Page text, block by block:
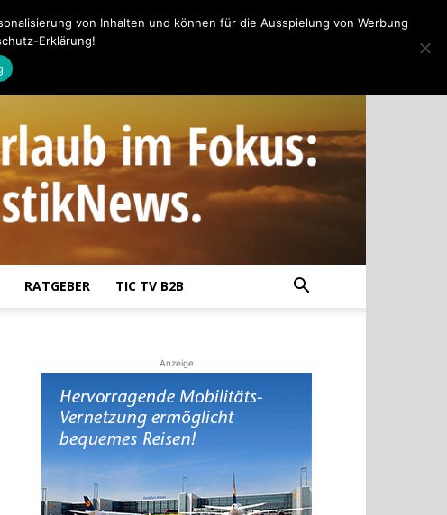
RATGEBER TIC TV B2B
Anzeige
von Inhalten und können für die Ausspielung von Werbung
Erklärung!